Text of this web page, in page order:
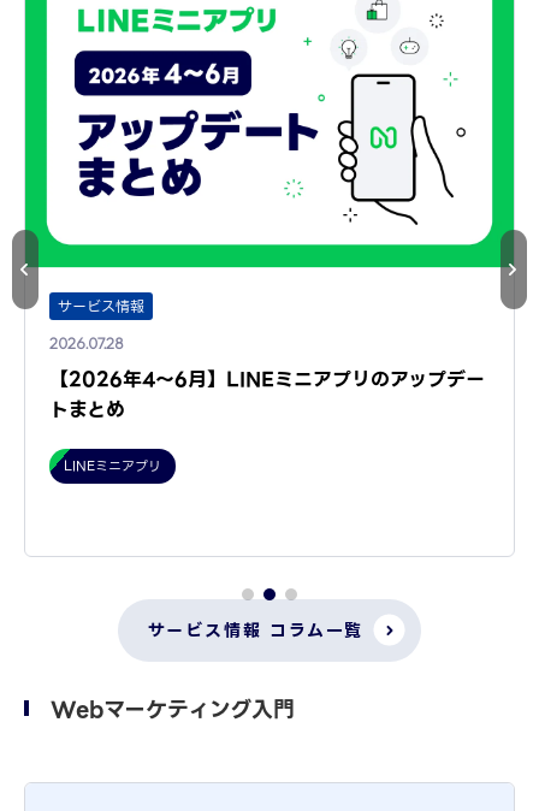
サービス情報
2026.07.28
【2026年4～6月】LINEミニアプリのアップデー
トまとめ
LINEミニアプリ
サービス情報 コラム一覧
Webマーケティング入門